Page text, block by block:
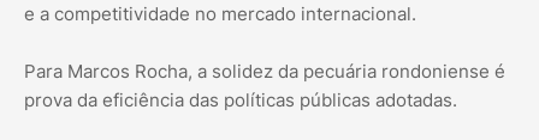
e a competitividade no mercado internacional.
Para Marcos Rocha, a solidez da pecuária rondoniense é
prova da eficiência das políticas públicas adotadas.